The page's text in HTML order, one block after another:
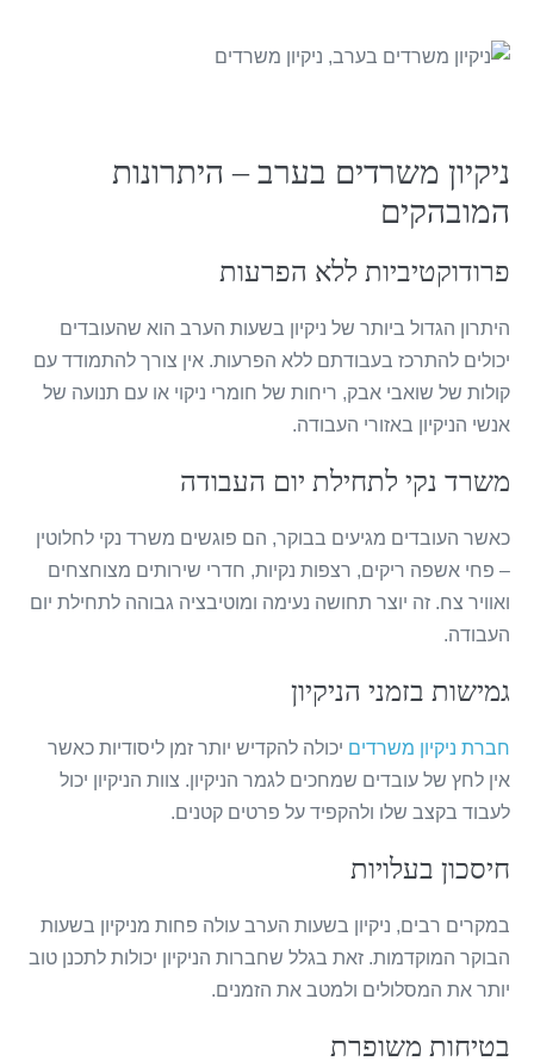
ניקיון משרדים בערב – היתרונות
המובהקים
פרודוקטיביות ללא הפרעות
היתרון הגדול ביותר של ניקיון בשעות הערב הוא שהעובדים
יכולים להתרכז בעבודתם ללא הפרעות. אין צורך להתמודד עם
קולות של שואבי אבק, ריחות של חומרי ניקוי או עם תנועה של
אנשי הניקיון באזורי העבודה.
משרד נקי לתחילת יום העבודה
כאשר העובדים מגיעים בבוקר, הם פוגשים משרד נקי לחלוטין
– פחי אשפה ריקים, רצפות נקיות, חדרי שירותים מצוחצחים
ואוויר צח. זה יוצר תחושה נעימה ומוטיבציה גבוהה לתחילת יום
העבודה.
גמישות בזמני הניקיון
חברת ניקיון משרדיםיכולה להקדיש יותר זמן ליסודיות כאשר
אין לחץ של עובדים שמחכים לגמר הניקיון. צוות הניקיון יכול
לעבוד בקצב שלו ולהקפיד על פרטים קטנים.
חיסכון בעלויות
במקרים רבים, ניקיון בשעות הערב עולה פחות מניקיון בשעות
הבוקר המוקדמות. זאת בגלל שחברות הניקיון יכולות לתכנן טוב
יותר את המסלולים ולמטב את הזמנים.
בטיחות משופרת